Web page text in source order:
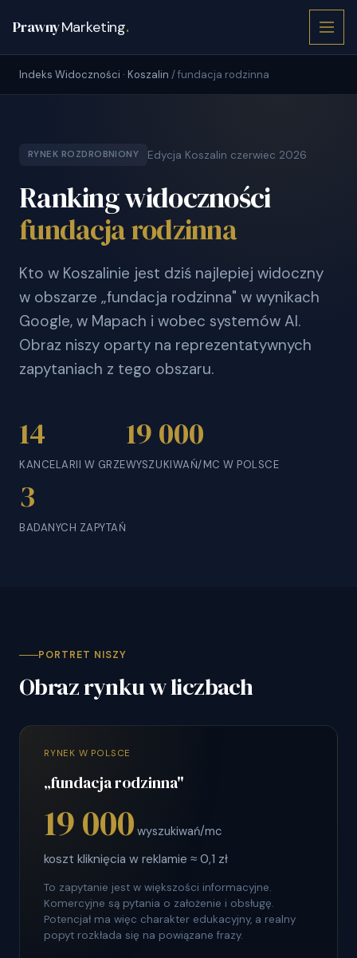
PrawnyMarketing.
Indeks Widoczności · Koszalin / fundacja rodzinna
RYNEK ROZDROBNIONY Edycja Koszalin czerwiec 2026
Ranking widoczności
fundacja rodzinna
Kto w Koszalinie jest dziś najlepiej widoczny
w obszarze „fundacja rodzinna" w wynikach
Google, w Mapach i wobec systemów AI.
Obraz niszy oparty na reprezentatywnych
zapytaniach z tego obszaru.
14
KANCELARII W GRZE
19 000
WYSZUKIWAŃ/MC W POLSCE
3
BADANYCH ZAPYTAŃ
PORTRET NISZY
Obraz rynku w liczbach
RYNEK W POLSCE
„fundacja rodzinna"
19 000 wyszukiwań/mc
koszt kliknięcia w reklamie ≈ 0,1 zł
To zapytanie jest w większości informacyjne.
Komercyjne są pytania o założenie i obsługę.
Potencjał ma więc charakter edukacyjny, a realny
popyt rozkłada się na powiązane frazy.